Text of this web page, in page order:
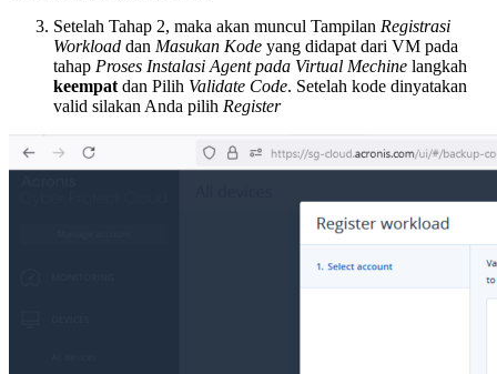
Setelah Tahap 2, maka akan muncul Tampilan Registrasi
Workload dan Masukan Kode yang didapat dari VM pada
tahap Proses Instalasi Agent pada Virtual Mechine langkah
keempat dan Pilih Validate Code. Setelah kode dinyatakan
valid silakan Anda pilih Register